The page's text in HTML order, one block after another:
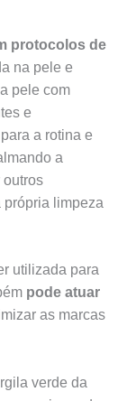
protocolos de
na pele e
pele com
e
a rotina e
a
outros
própria limpeza
utilizada para
pode atuar
as marcas
verde da